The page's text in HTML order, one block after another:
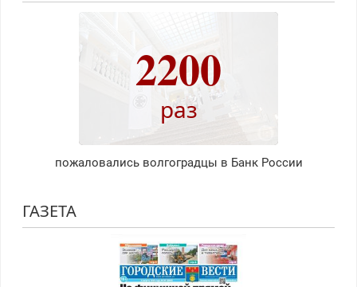
2200
раз
пожаловались волгоградцы в Банк России
ГАЗЕТА